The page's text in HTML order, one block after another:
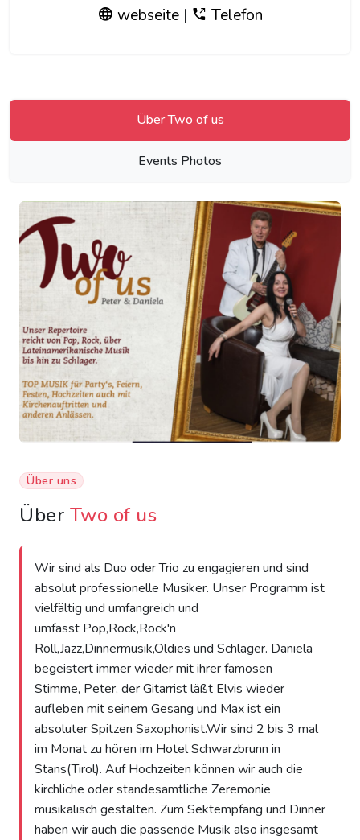
webseite | Telefon
Über Two of us
Events Photos
Über uns
Über Two of us
Wir sind als Duo oder Trio zu engagieren und sind
absolut professionelle Musiker. Unser Programm ist
vielfältig und umfangreich und
umfasst Pop,Rock,Rock'n
Roll,Jazz,Dinnermusik,Oldies und Schlager. Daniela
begeistert immer wieder mit ihrer famosen
Stimme, Peter, der Gitarrist läßt Elvis wieder
aufleben mit seinem Gesang und Max ist ein
absoluter Spitzen Saxophonist.Wir sind 2 bis 3 mal
im Monat zu hören im Hotel Schwarzbrunn in
Stans(Tirol). Auf Hochzeiten können wir auch die
kirchliche oder standesamtliche Zeremonie
musikalisch gestalten. Zum Sektempfang und Dinner
haben wir auch die passende Musik also insgesamt